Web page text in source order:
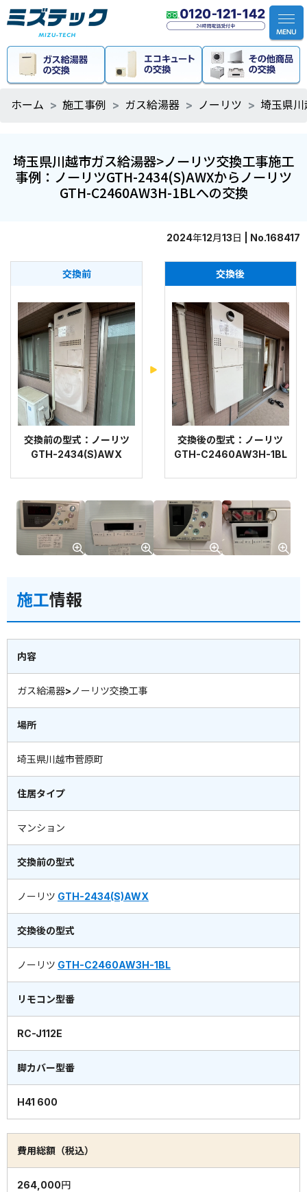
ホーム 施工事例 ガス給湯器 ノーリツ 埼玉県
埼玉県川越市ガス給湯器>ノーリツ交換工事施工
事例：ノーリツGTH-2434(S)AWXからノーリツ
GTH-C2460AW3H-1BLへの交換
2024年12月13日 | No.168417
交換前
交換前の型式：ノーリツ
GTH-2434(S)AWX
交換後
交換後の型式：ノーリツ
GTH-C2460AW3H-1BL
施工情報
内容
ガス給湯器>ノーリツ交換工事
場所
埼玉県川越市菅原町
住居タイプ
マンション
交換前の型式
ノーリツ GTH-2434(S)AWX
交換後の型式
ノーリツ GTH-C2460AW3H-1BL
リモコン型番
RC-J112E
脚カバー型番
H41 600
費用総額（税込）
264,000円